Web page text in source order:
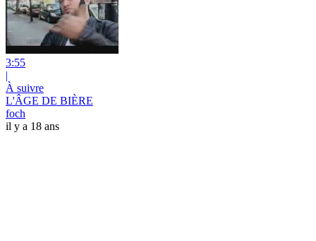
3:55
|
À suivre
L'ÂGE DE BIÈRE
foch
il y a 18 ans